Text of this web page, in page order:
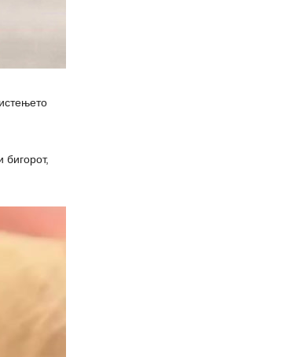
бигорот,